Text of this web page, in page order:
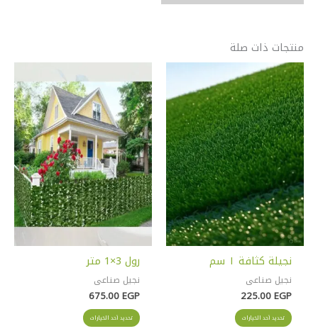
منتجات ذات صلة
نجيلة كثافة ١ سم
نجيل صناعى
225.00EGP
تحديد أحد الخيارات
هناك
العديد
من
الأشكال
المختلفة
لهذا
المنتج.
يمكن
اختيار
الخيارات
على
صفحة
المنتج
رول 3×1 متر
نجيل صناعى
675.00EGP
تحديد أحد الخيارات
هناك
العديد
من
الأشكال
المختلفة
لهذا
المنتج.
يمكن
اختيار
الخيارات
على
صفحة
المنتج